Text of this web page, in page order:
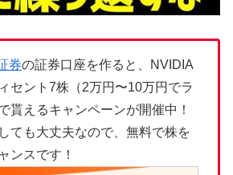
券の証券口座を作ると、NVIDIA
セント7株（2万円〜10万円でラ
貰えるキャンペーンが開催中！
ても大丈夫なので、無料で株を
ンスです！